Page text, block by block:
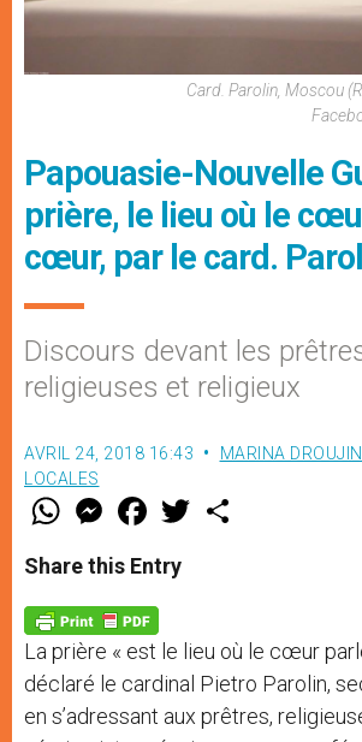
Card. Parolin, Moscou
Papouasie-Nouvelle
prière, le lieu où le
cœur, par le card.
Discours devant les
religieuses et religieux
AVRIL 24, 2018 16:43 MARINA
LOCALES
W
t
s
p
p
M
e
s
e
g
e
r
F
a
e
b
o
k
w
Share this Entry
La prière « est le lieu où le cœur
déclaré le cardinal Pietro Parolin,
en s’adressant aux prêtres,